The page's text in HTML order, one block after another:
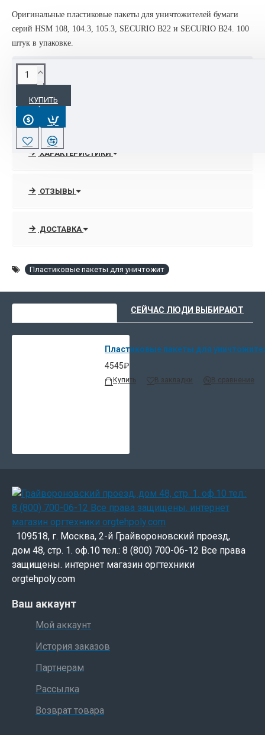
Оригинальные пластиковые пакеты для уничтожителей бумаги
серий HSM 108, 104.3, 105.3, SECURIO B22 и SECURIO B24. 100
штук в упаковке.
КУПИТЬ
ОПИСАНИЕ
Оригинальные пластиковые пакеты для уничтожителей
бумаги серий HSM 108, 104.3, 105.3, SECURIO B22 и
SECURIO B24. 100 штук в упаковке.
ХАРАКТЕРИСТИКИ
ОТЗЫВЫ
ДОСТАВКА
Пластиковые пакеты для уничтожит
СЕЙЧАС ЛЮДИ ВЫБИРАЮТ
Пластиковые пакеты для
4545₽
Купить В закладки В сравнение
109518, г. Москва, 2-й Грайвороновский проезд,
дом 48, стр. 1. оф.10 тел.: 8 (800) 700-06-12 Все права
защищены. интернет магазин оргтехники
orgtehpoly.com
Ваш аккаунт
Мой аккаунт
История заказов
Партнерам
Рассылка
Возврат товара